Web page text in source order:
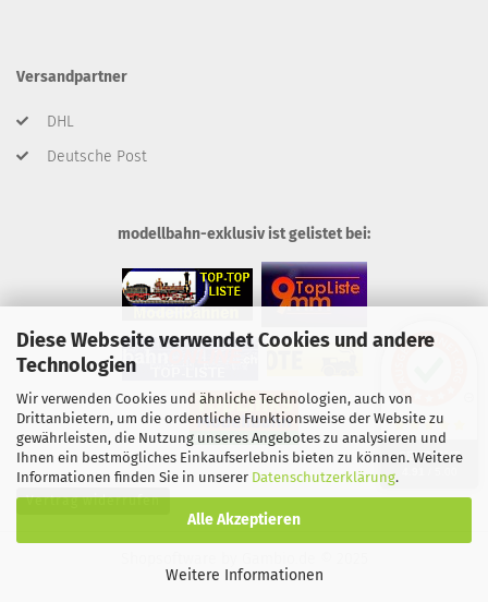
Diese Webseite verwendet Cookies und andere
Technologien
Wir verwenden Cookies und ähnliche Technologien, auch von
Drittanbietern, um die ordentliche Funktionsweise der Website zu
gewährleisten, die Nutzung unseres Angebotes zu analysieren und
Ihnen ein bestmögliches Einkaufserlebnis bieten zu können. Weitere
Informationen finden Sie in unserer Datenschutzerklärung.
Alle Akzeptieren
Weitere Informationen
Versandpartner
DHL
Deutsche Post
modellbahn-exklusiv ist gelistet bei:
Vertrag widerrufen
SEHR GUT